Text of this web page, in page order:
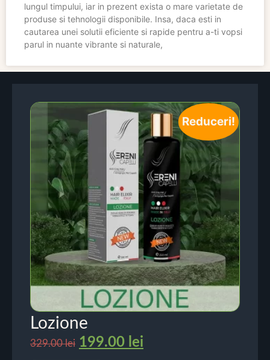
lungul timpului, iar in prezent exista o mare varietate de
produse si tehnologii disponibile. Insa, daca esti in
cautarea unei solutii eficiente si rapide pentru a-ti vopsi
parul in nuante vibrante si naturale,
Reduceri!
Lozione
329.00lei 199.00 lei